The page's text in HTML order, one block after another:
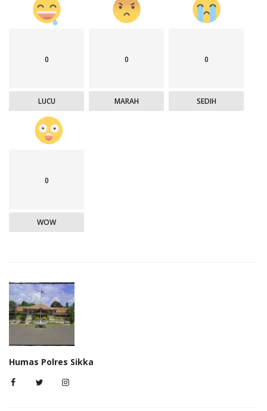
0
LUCU
0
MARAH
0
SEDIH
0
WOW
Humas Polres Sikka